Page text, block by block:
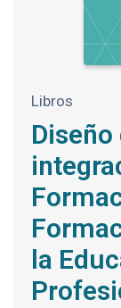
Libros
la